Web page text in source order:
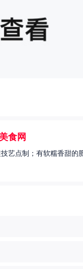
食网
艺点制；有软糯香甜